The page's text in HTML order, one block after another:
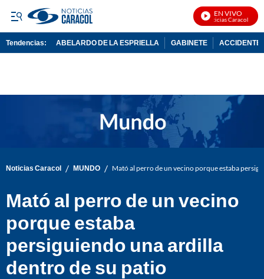
EN VIVO
Noticias Caracol En
Tendencias: ABELARDO DE LA ESPRIELLA GABINETE ACCIDENTE
Noticias Caracol / MUNDO / Mató al perro de un vecino porque estaba
Mató al perro de un vecino
porque estaba
persiguiendo una ardilla
dentro de su patio